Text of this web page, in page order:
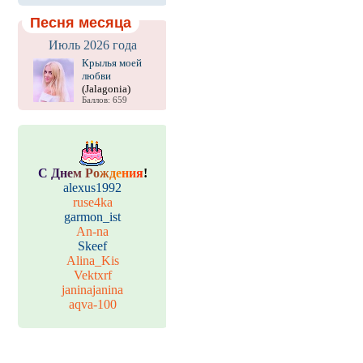
Песня месяца
Июль 2026 года
Крылья моей
любви
(Jalagonia)
Баллов: 659
С Днем Рождения!
alexus1992
ruse4ka
garmon_ist
An-na
Skeef
Alina_Kis
Vektxrf
janinajanina
aqva-100